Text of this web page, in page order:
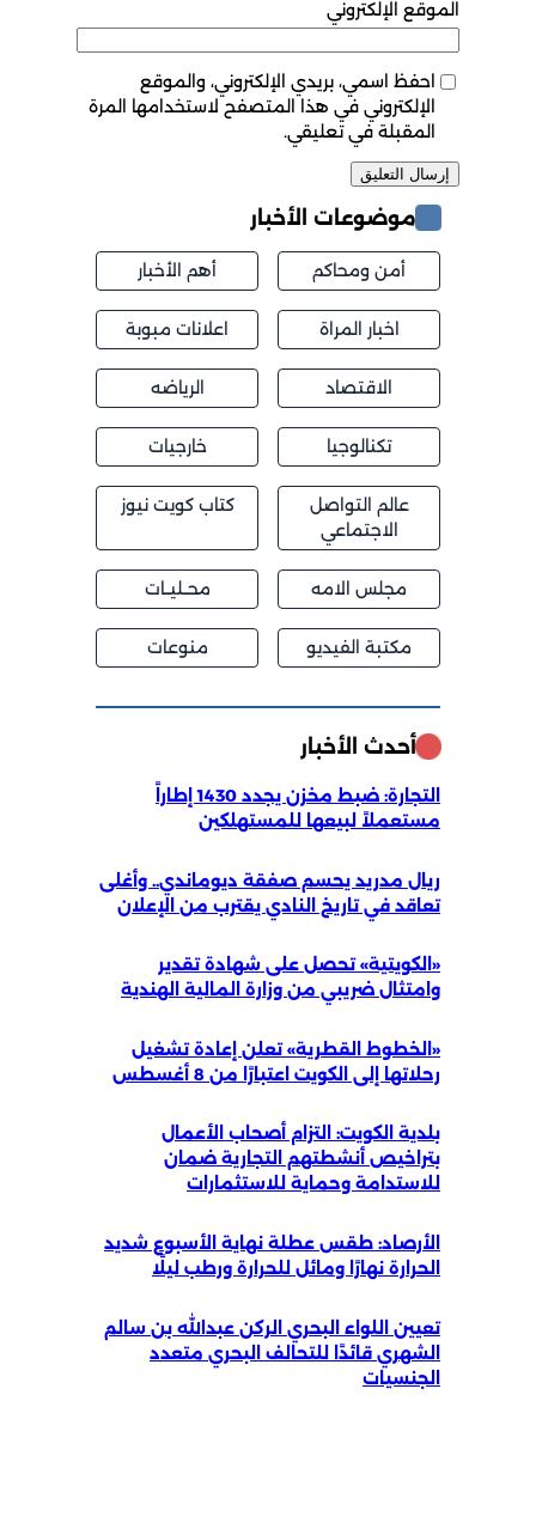
الموقع الإلكتروني
احفظ اسمي، بريدي الإلكتروني، والموقع
الإلكتروني في هذا المتصفح لاستخدامها المرة
المقبلة في تعليقي.
موضوعات الأخبار
أمن ومحاكم أهم الأخبار
اخبار المراة اعلانات مبوبة
الاقتصاد الرياضه
تكنالوجيا خارجيات
عالم التواصل
الاجتماعي
كتاب كويت نيوز
مجلس الامه محــليــات
مكتبة الفيديو منوعات
أحدث الأخبار
التجارة: ضبط مخزن يجدد 1430 إطاراً
مستعملاً لبيعها للمستهلكين
ريال مدريد يحسم صفقة ديوماندي.. وأغلى
تعاقد في تاريخ النادي يقترب من الإعلان
«الكويتية» تحصل على شهادة تقدير
وامتثال ضريبي من وزارة المالية الهندية
«الخطوط القطرية» تعلن إعادة تشغيل
رحلاتها إلى الكويت اعتبارًا من 8 أغسطس
بلدية الكويت: التزام أصحاب الأعمال
بتراخيص أنشطتهم التجارية ضمان
للاستدامة وحماية للاستثمارات
الأرصاد: طقس عطلة نهاية الأسبوع شديد
الحرارة نهارًا ومائل للحرارة ورطب ليلًا
تعيين اللواء البحري الركن عبدالله بن سالم
الشهري قائدًا للتحالف البحري متعدد
الجنسيات